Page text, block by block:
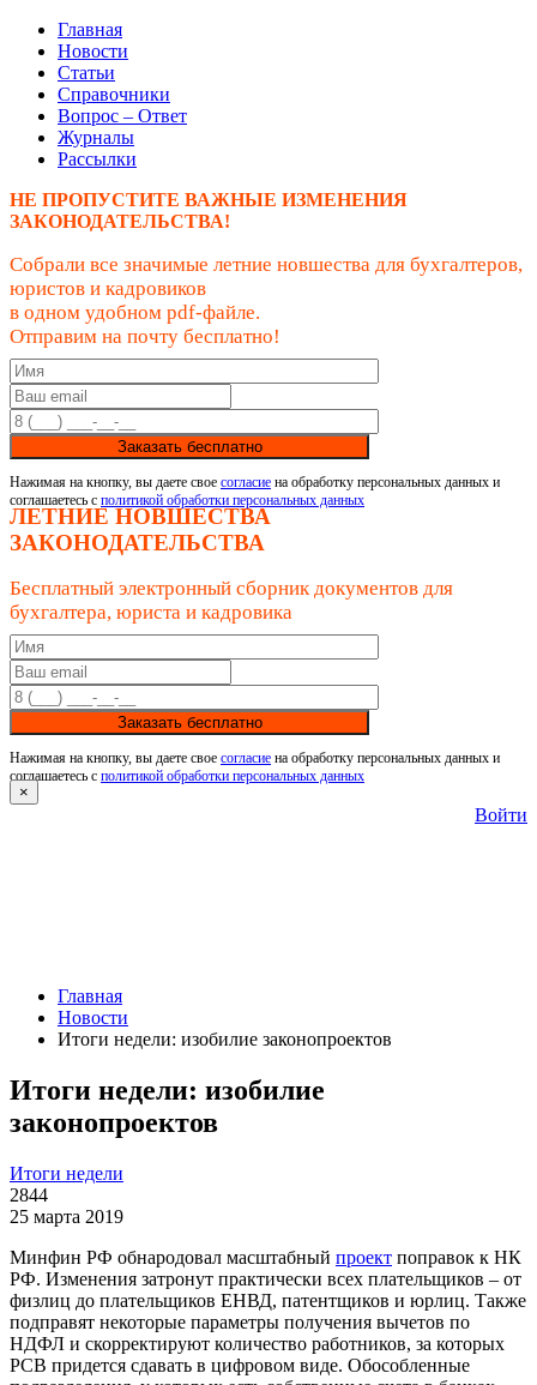
Главная
Новости
Статьи
Справочники
Вопрос – Ответ
Журналы
Рассылки
НЕ ПРОПУСТИТЕ ВАЖНЫЕ ИЗМЕНЕНИЯ
ЗАКОНОДАТЕЛЬСТВА!
Собрали все значимые летние новшества для бухгалтеров,
юристов и кадровиков
в одном удобном pdf-файле.
Отправим на почту бесплатно!
Заказать бесплатно
Нажимая на кнопку, вы даете свое согласие на обработку персональных данных и
соглашаетесь с политикой обработки персональных данных
ЛЕТНИЕ НОВШЕСТВА
ЗАКОНОДАТЕЛЬСТВА
Бесплатный электронный сборник документов для
бухгалтера, юриста и кадровика
Заказать бесплатно
Нажимая на кнопку, вы даете свое согласие на обработку персональных данных и
соглашаетесь с политикой обработки персональных данных
×
Войти
Главная
Новости
Итоги недели: изобилие законопроектов
Итоги недели: изобилие
законопроектов
Итоги недели
2844
25 марта 2019
Минфин РФ обнародовал масштабный проект поправок к НК
РФ. Изменения затронут практически всех плательщиков – от
физлиц до плательщиков ЕНВД, патентщиков и юрлиц. Также
подправят некоторые параметры получения вычетов по
НДФЛ и скорректируют количество работников, за которых
РСВ придется сдавать в цифровом виде. Обособленные